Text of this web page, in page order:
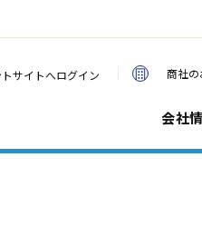
サイトへログイン 商社
会社